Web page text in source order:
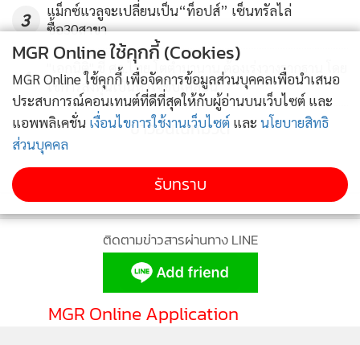
3
แม็กซ์แวลูจะเปลี่ยนเป็น“ท็อปส์” เซ็นทรัลไล่
ซื้อ30สาขา
4
"เอกนิติ" ชี้ ศก.ไทย โตต่ำมานาน ต้องเร่งวางรากฐาน โดย
ใช้การลงทุนเป็นหัวใจขับเคลื่อน
ข่าวอื่นในหมวด
ติดตามข่าวสารผ่านทาง LINE
MGR Online Application
MGR Online ใช้คุกกี้ (Cookies)
MGR Online ใช้คุกกี้ เพื่อจัดการข้อมูลส่วนบุคคลเพื่อนำเสนอ
ประสบการณ์คอนเทนต์ที่ดีที่สุดให้กับผู้อ่านบนเว็บไซต์ และ
แอพพลิเคชั่น เงื่อนไขการใช้งานเว็บไซต์ และ นโยบายสิทธิ
ส่วนบุคคล
รับทราบ